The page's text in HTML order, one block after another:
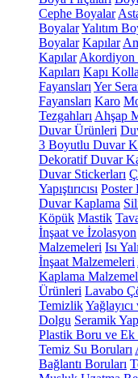
Cephe Boyalar
BoyalarYalıtım
Boyalar Kapılar
Kapılar Akordiyon
Kapıları Kapı
Fayansları Yer
Fayansları Karo
Tezgahları Ahşap
Duvar Ürünleri
3 Boyutlu Duvar
Dekoratif Duvar
Duvar Stickerları
Yapıştırıcısı Poster
Duvar Kaplama
Köpük Mastik
İnşaat ve İzolasyon
Malzemeleri Isı
İnşaat Malzemeleri
Kaplama
Ürünleri Lavabo
Temizlik
Dolgu Seramik
Plastik Boru ve Ek
Temiz Su Boruları
Bağlantı Boruları